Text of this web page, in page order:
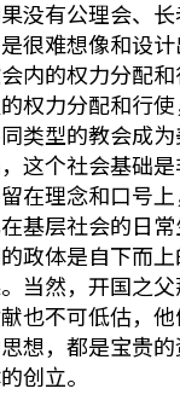
没有公理会、
很难想像和设
内的权力分配
权力分配和行使
类型的教会成
这个社会基础
在理念和口号
基层社会的日
政体是自下而
当然，开国之
也不可低估，
想，都是宝贵
创立。